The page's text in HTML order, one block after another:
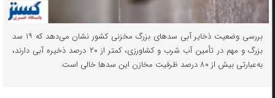
بررسی وضعیت ذخایر آبی سدهای بزرگ مخزنی کشور نشان می‌دهد که ۱۹ سد
بزرگ و مهم در تأمین آب شرب و کشاورزی، کمتر از ۲۰ درصد ذخیره آبی دارند،
به‌عبارتی بیش از ۸۰ درصد ظرفیت مخازن این سدها خالی است.